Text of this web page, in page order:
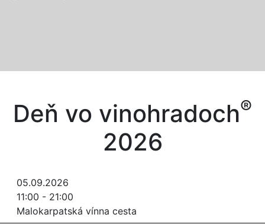
Deň vo vinohradoch®
2026
05.09.2026
11:00 - 21:00
Malokarpatská vínna cesta